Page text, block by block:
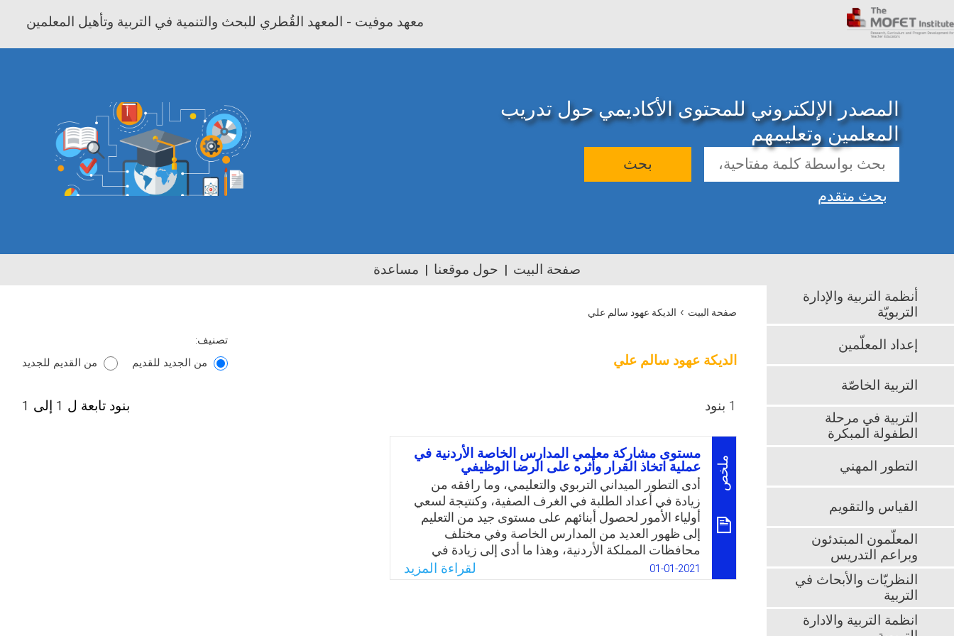
معهد موفيت - المعهد القُطري للبحث والتنمية في التربية وتأهيل المعلمين
المصدر الإلكتروني للمحتوى الأكاديمي حول تدريب
المعلمين وتعليمهم
بحث
بحث متقدم
صفحة البيت حول موقعنا مساعدة
صفحة البيت › الديكة عهود سالم علي
الديكة عهود سالم علي
تصنيف:
من الجديد للقديم
من القديم للجديد
1 بنود بنود تابعة ل 1 إلى 1
ملخص
مستوى مشاركة معلمي المدارس الخاصة الأردنية في
عملية اتخاذ القرار وأثره على الرضا الوظيفي
أدى التطور الميداني التربوي والتعليمي، وما رافقه من
زيادة في أعداد الطلبة في الغرف الصفية، وكنتيجة لسعي
أولياء الأمور لحصول أبنائهم على مستوى جيد من التعليم
إلى ظهور العديد من المدارس الخاصة وفي مختلف
محافظات المملكة الأردنية، وهذا ما أدى إلى زيادة في
أعداد المعلمين العاملين بالمدارس الخاصة، وتوّسع دورهم
الوظيفي، بحيث لا يقتصر على تقديم المحتوى التعليمي
01-01-2021 لقراءة المزيد
أنظمة التربية والإدارة
التربويّة
إعداد المعلّمين
التربية الخاصّة
التربية في مرحلة
الطفولة المبكرة
التطور المهني
القياس والتقويم
المعلّمون المبتدئون
وبراعم التدريس
النظريّات والأبحاث في
التربية
انظمة التربية والادارة